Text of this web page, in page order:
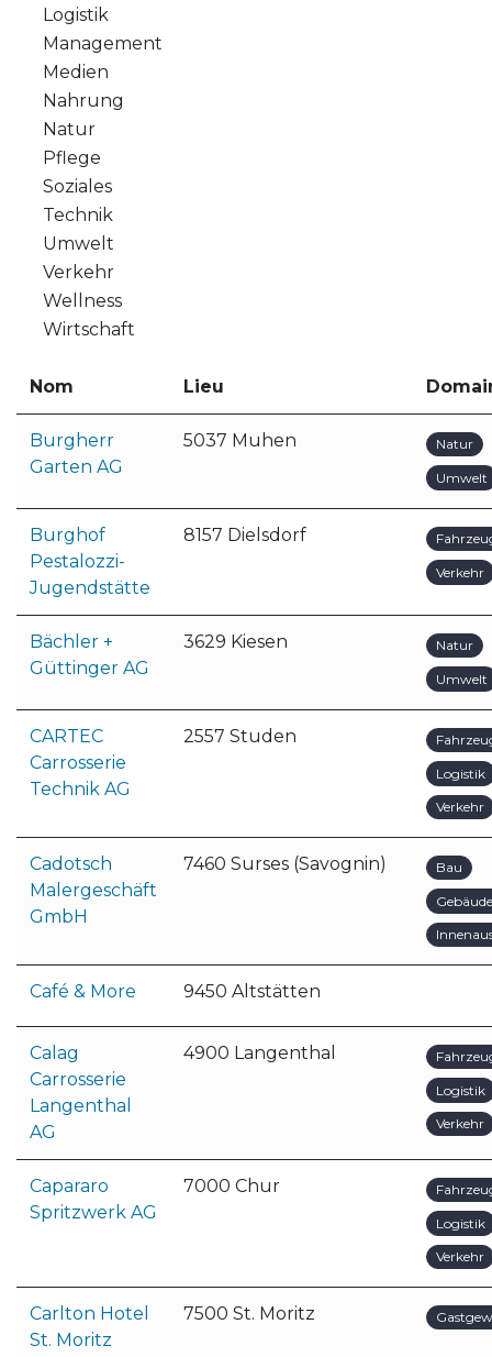
Logistik
Management
Medien
Nahrung
Natur
Pflege
Soziales
Technik
Umwelt
Verkehr
Wellness
Wirtschaft
Nom Lieu
Burgherr
Garten AG
5037 Muhen Natur
Umwelt
Burghof
Pestalozzi-
Jugendstätte
8157 Dielsdorf
Verkehr
Bächler +
Güttinger AG
3629 Kiesen Natur
Umwelt
CARTEC
Carrosserie
Technik AG
2557 Studen
Logistik
Verkehr
Cadotsch
Malergeschäft
GmbH
7460 Surses (Savognin) Bau
Café & More 9450 Altstätten
Calag
Carrosserie
Langenthal
AG
4900 Langenthal
Logistik
Verkehr
Capararo
Spritzwerk AG
7000 Chur
Logistik
Verkehr
Carlton Hotel
St. Moritz
7500 St. Moritz